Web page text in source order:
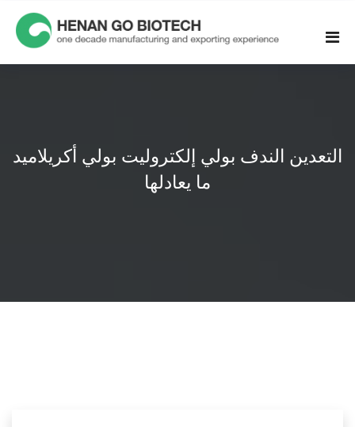
content
التعدين الندف بولي إلكتروليت بولي أكريلاميد
ما يعادلها